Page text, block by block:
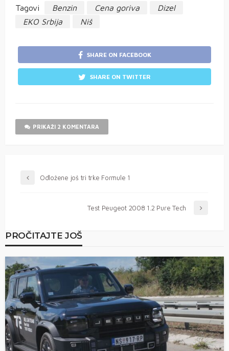
Tagovi Benzin Cena goriva
Dizel
EKO Srbija
Niš
SHARE ON FACEBOOK
SHARE ON TWITTER
PRIKAŽI 2 KOMENTARA
Odložene još tri trke Formule 1
Test Peugeot 2008 1.2 Pure Tech
PROČITAJTE JOŠ